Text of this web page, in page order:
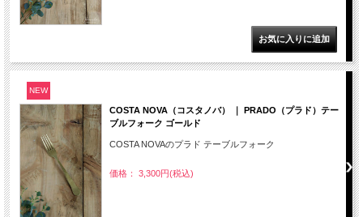
NEW
COSTA NOVA（コスタノバ） ｜ PRADO（プラド）テー
ブルフォーク ゴールド
COSTA NOVAのプラド テーブルフォーク
価格： 3,300円(税込)